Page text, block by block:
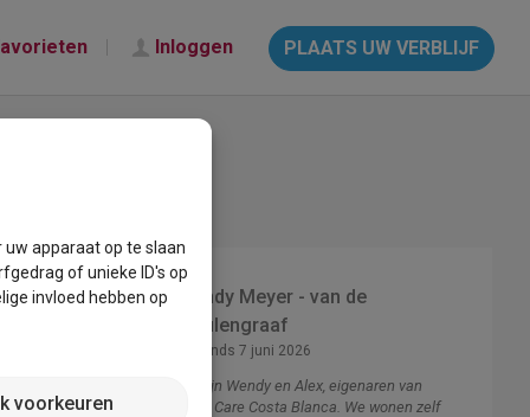
Inloggen PLAATS UW VERBLIJF
Wendy Meyer - van de
Meulengraaf
Lid sinds 7 juni 2026
Wij zijn Wendy en Alex, eigenaren van
Casa Care Costa Blanca. We wonen zelf
apparaat op te slaan
of unieke ID's op
invloed hebben op
voorkeuren